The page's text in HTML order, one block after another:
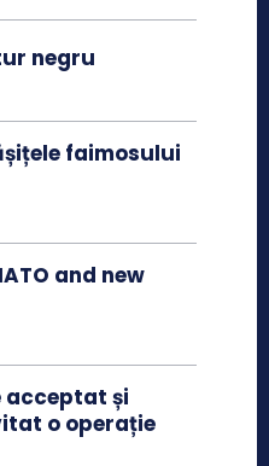
negru
faimosului
and new
acceptat și
o operație